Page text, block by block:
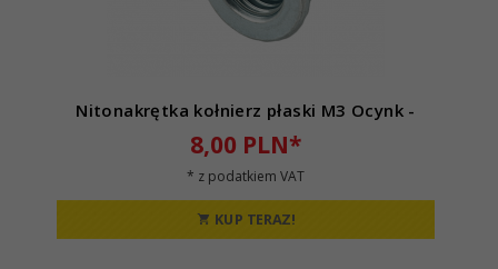
Nitonakrętka kołnierz płaski M3 Ocynk -
8,00 PLN*
* z podatkiem VAT
KUP TERAZ!